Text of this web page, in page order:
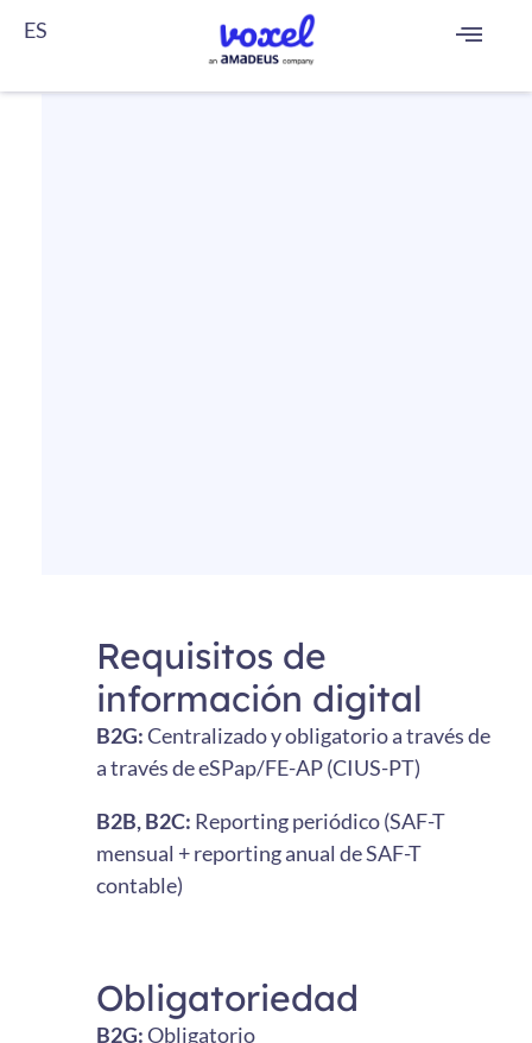
ES
FR
Requisitos de
información digital
B2G:Centralizado y obligatorio a través de
a través de eSPap/FE-AP (CIUS-PT)
B2B, B2C: Reporting periódico (SAF-T
mensual + reporting anual de SAF-T
contable)
Obligatoriedad
B2G:Obligatorio